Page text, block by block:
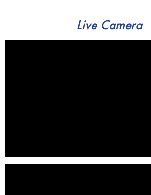
Live Camera